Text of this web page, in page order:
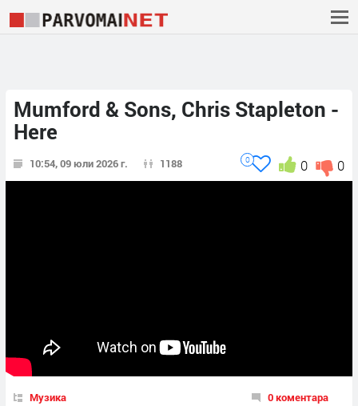
Mumford & Sons, Chris Stapleton -
Here
10:54, 09 юли 2026 г. 1188 0
0
0
Музика 0 коментара